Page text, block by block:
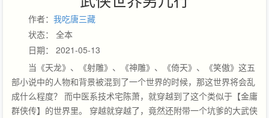
作者： 我吃唐三藏
状态： 全本
日期： 2021-05-13
当《天龙》、《射雕》、《神雕》、《倚天》、《笑傲》这五
部小说中的人物和背景被混到了一个世界的时候，那这世界将会乱
成什么程度？ 而中医系技术宅陈萧，就穿越到了这个类似于【金庸
群侠传】的世界里。 穿越就穿越了，竟然还附带一个坑爹的大武侠